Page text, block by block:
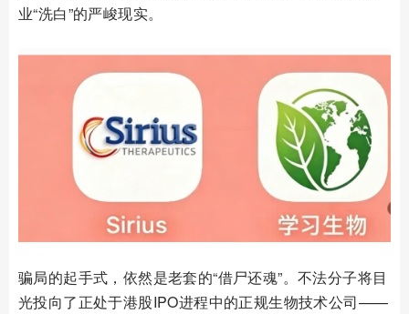
业“洗白”的严峻现实。
骗局的起手式，依然是老套的“借尸还魂”。不法分子将目
光投向了正处于港股IPO进程中的正规生物技术公司——